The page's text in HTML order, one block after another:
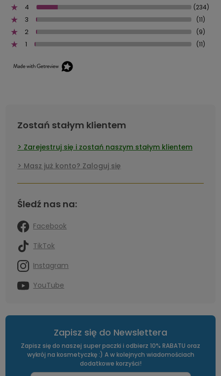
4 (234)
3 (11)
2 (9)
1 (11)
Zostań stałym klientem
Zarejestruj się i zostań naszym stałym klientem
Masz już konto? Zaloguj się
Śledź nas na:
Facebook
TikTok
Instagram
YouTube
Zapisz się do Newslettera
Zapisz się do naszej super paczki i odbierz 10% RABATU oraz
wykrój na kosmetyczkę :) A w kolejnych wiadomościach
dodatkowe korzyści!